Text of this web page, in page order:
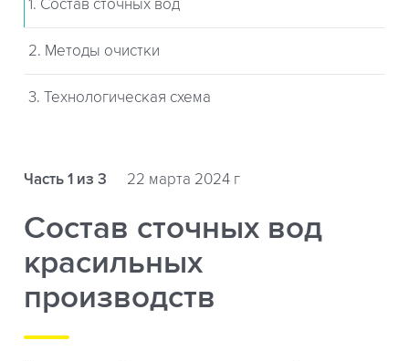
1. Состав сточных вод
2. Методы очистки
3. Технологическая схема
Часть 1 из 3 22 марта 2024 г
Состав сточных вод
красильных
производств